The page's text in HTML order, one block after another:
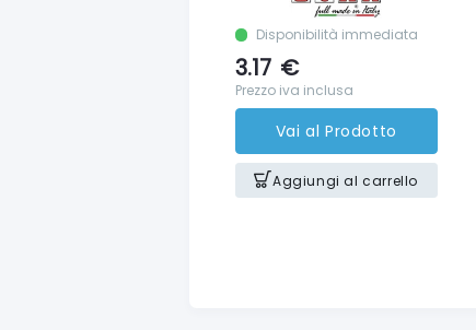
Disponibilità immediata
3.17 €
Prezzo iva inclusa
Vai al Prodotto
Aggiungi al carrello